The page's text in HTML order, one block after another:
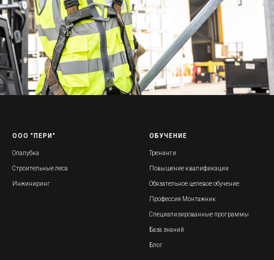
ООО "ПЕРИ"
Опалубка
Строительные леса
Инжиниринг
ОБУЧЕНИЕ
Тренинги
Повышение квалификации
Обязательное целевое обучение
Профессия Монтажник
Специализированные программы
База знаний
Блог